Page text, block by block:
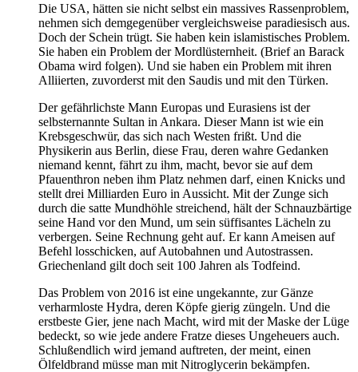
Die USA, hätten sie nicht selbst ein massives Rassenproblem,
nehmen sich demgegenüber vergleichsweise paradiesisch aus.
Doch der Schein trügt. Sie haben kein islamistisches Problem.
Sie haben ein Problem der Mordlüsternheit. (Brief an Barack
Obama wird folgen). Und sie haben ein Problem mit ihren
Alliierten, zuvorderst mit den Saudis und mit den Türken.
Der gefährlichste Mann Europas und Eurasiens ist der
selbsternannte Sultan in Ankara. Dieser Mann ist wie ein
Krebsgeschwür, das sich nach Westen frißt. Und die
Physikerin aus Berlin, diese Frau, deren wahre Gedanken
niemand kennt, fährt zu ihm, macht, bevor sie auf dem
Pfauenthron neben ihm Platz nehmen darf, einen Knicks und
stellt drei Milliarden Euro in Aussicht. Mit der Zunge sich
durch die satte Mundhöhle streichend, hält der Schnauzbärtige
seine Hand vor den Mund, um sein süffisantes Lächeln zu
verbergen. Seine Rechnung geht auf. Er kann Ameisen auf
Befehl losschicken, auf Autobahnen und Autostrassen.
Griechenland gilt doch seit 100 Jahren als Todfeind.
Das Problem von 2016 ist eine ungekannte, zur Gänze
verharmloste Hydra, deren Köpfe gierig züngeln. Und die
erstbeste Gier, jene nach Macht, wird mit der Maske der Lüge
bedeckt, so wie jede andere Fratze dieses Ungeheuers auch.
Schlußendlich wird jemand auftreten, der meint, einen
Ölfeldbrand müsse man mit Nitroglycerin bekämpfen.